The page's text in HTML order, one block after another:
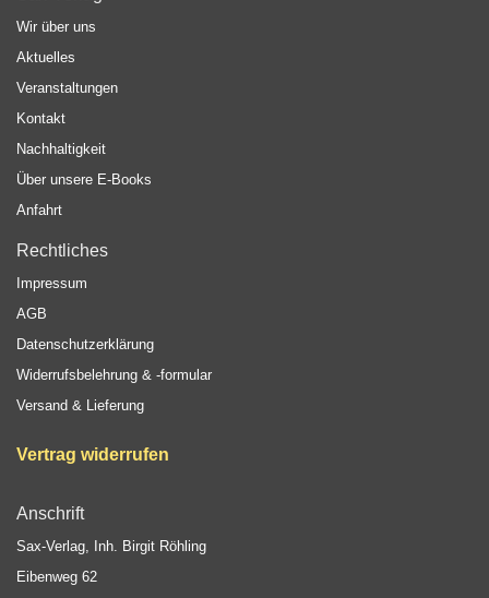
Wir über uns
Aktuelles
Veranstaltungen
Kontakt
Nachhaltigkeit
Über unsere E-Books
Anfahrt
Rechtliches
Impressum
AGB
Datenschutzerklärung
Widerrufsbelehrung & -formular
Versand & Lieferung
Vertrag widerrufen
Anschrift
Sax-Verlag, Inh. Birgit Röhling
Eibenweg 62